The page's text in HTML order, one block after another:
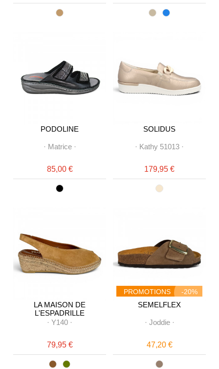
PODOLINE
· Matrice·
85,00 €
SOLIDUS
· Kathy 51013 ·
179,95 €
LA MAISON DE
L'ESPADRILLE
· Y140 ·
79,95 €
PROMOTIONS -20%
SEMELFLEX
· Joddie·
47,20 €